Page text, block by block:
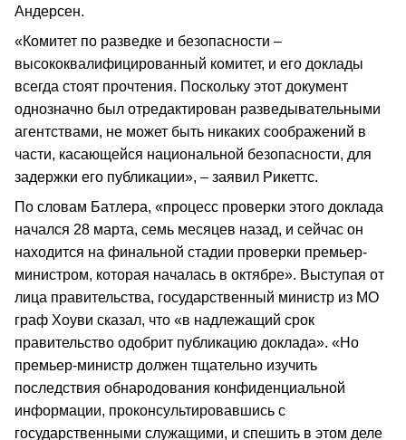
Андерсен.
«Комитет по разведке и безопасности –
высококвалифицированный комитет, и его доклады
всегда стоят прочтения. Поскольку этот документ
однозначно был отредактирован разведывательными
агентствами, не может быть никаких соображений в
части, касающейся национальной безопасности, для
задержки его публикации», – заявил Рикеттс.
По словам Батлера, «процесс проверки этого доклада
начался 28 марта, семь месяцев назад, и сейчас он
находится на финальной стадии проверки премьер-
министром, которая началась в октябре». Выступая от
лица правительства, государственный министр из МО
граф Хоуви сказал, что «в надлежащий срок
правительство одобрит публикацию доклада». «Но
премьер-министр должен тщательно изучить
последствия обнародования конфиденциальной
информации, проконсультировавшись с
государственными служащими, и спешить в этом деле